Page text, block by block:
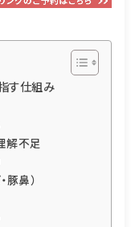
す仕組み
解不足
豚鼻）